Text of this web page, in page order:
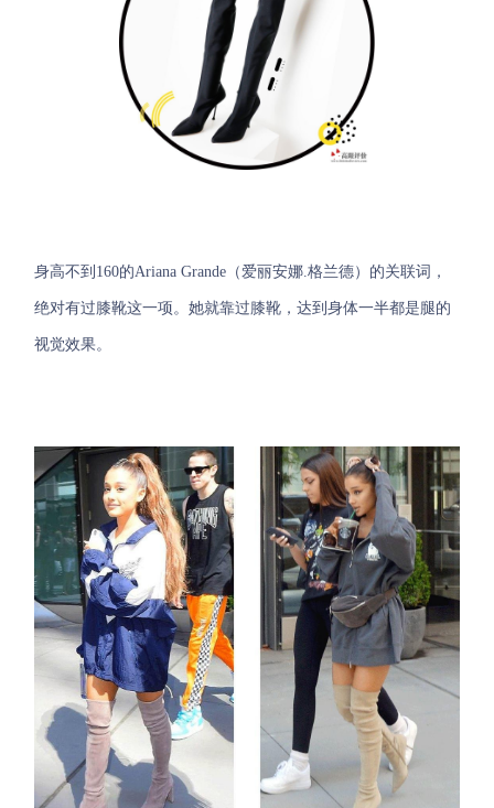
身高不到160的Ariana Grande（爱丽安娜.格兰德）的关联词，
绝对有过膝靴这一项。她就靠过膝靴，达到身体一半都是腿的
视觉效果。